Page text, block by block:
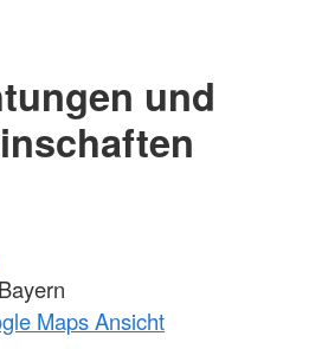
und
Maps Ansicht